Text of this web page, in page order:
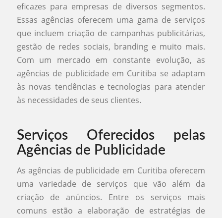
eficazes para empresas de diversos segmentos.
Essas agências oferecem uma gama de serviços
que incluem criação de campanhas publicitárias,
gestão de redes sociais, branding e muito mais.
Com um mercado em constante evolução, as
agências de publicidade em Curitiba se adaptam
às novas tendências e tecnologias para atender
às necessidades de seus clientes.
Serviços Oferecidos pelas
Agências de Publicidade
As agências de publicidade em Curitiba oferecem
uma variedade de serviços que vão além da
criação de anúncios. Entre os serviços mais
comuns estão a elaboração de estratégias de